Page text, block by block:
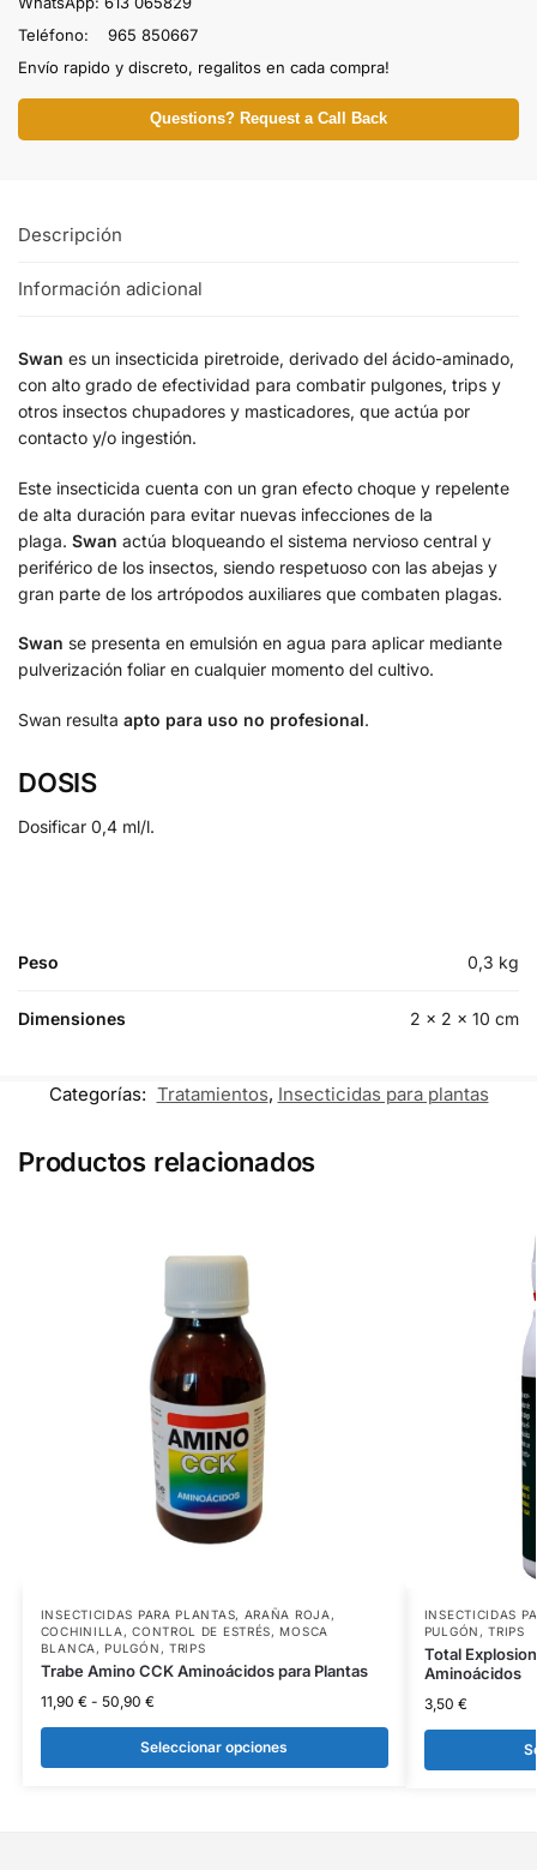
Teléfono: 965 850667
Envío rapido y discreto, regalitos en cada compra!
Questions? Request a Call Back
Descripción
Información adicional
Swan es un insecticida piretroide, derivado del ácido-aminado,
con alto grado de efectividad para combatir pulgones, trips y
otros insectos chupadores y masticadores, que actúa por
contacto y/o ingestión.
Este insecticida cuenta con un gran efecto choque y repelente
de alta duración para evitar nuevas infecciones de la
plaga. Swan actúa bloqueando el sistema nervioso central y
periférico de los insectos, siendo respetuoso con las abejas y
gran parte de los artrópodos auxiliares que combaten plagas.
Swan se presenta en emulsión en agua para aplicar mediante
pulverización foliar en cualquier momento del cultivo.
Swan resulta apto para uso no profesional.
DOSIS
Dosificar 0,4 ml/l.
Peso 0,3 kg
Dimensiones 2 × 2 × 10 cm
Categorías: Tratamientos, Insecticidas para plantas
Productos relacionados
INSECTICIDAS PARA PLANTAS, ARAÑA ROJA,
COCHINILLA,CONTROL DE ESTRÉS, MOSCA
BLANCA, PULGÓN , TRIPS
Trabe Amino CCK Aminoácidos para Plantas
11,90 € - 50,90 €
Seleccionar opciones
INSECTICIDAS
PULGÓN ,TRIPS
Total
Aminoácidos
3,50 €